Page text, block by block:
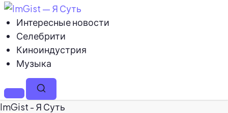
Интересные новости
Селебрити
Киноиндустрия
Музыка
МенюПоиск
ImGist - Я Суть